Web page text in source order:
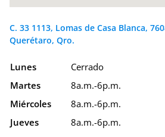
C. 33 1113, Lomas de Casa Blanca,
Querétaro, Qro.
Lunes
Cerrado
Martes
8a.m.-6p.m.
Miércoles
8a.m.-6p.m.
Jueves
8a.m.-6p.m.